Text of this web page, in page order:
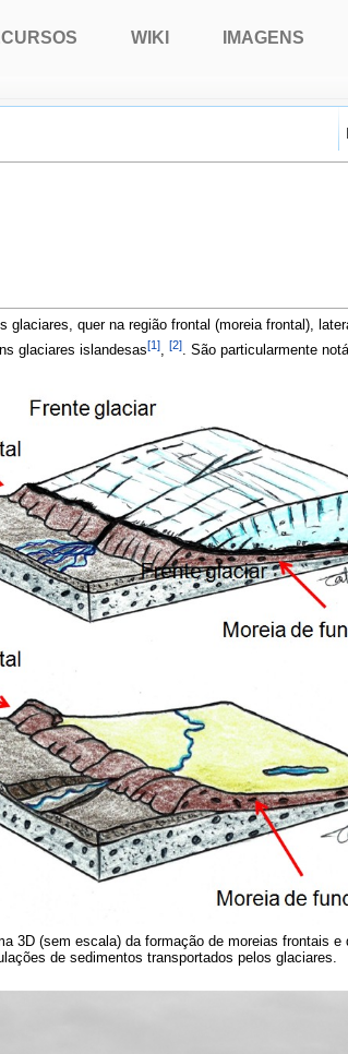
quer na região frontal (moreia frontal),
glaciares islandesas[1], [2]. São particularmente
3D (sem escala) da formação de moreias frontais e
de sedimentos transportados pelos glaciares.
WIKI IMAGENS